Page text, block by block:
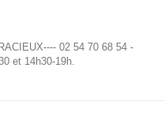
02 54 70 68 54 -
et 14h30-19h.